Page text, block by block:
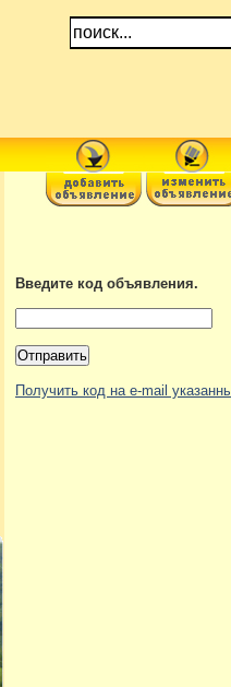
Введите код объявления.
Получить код на e-mail